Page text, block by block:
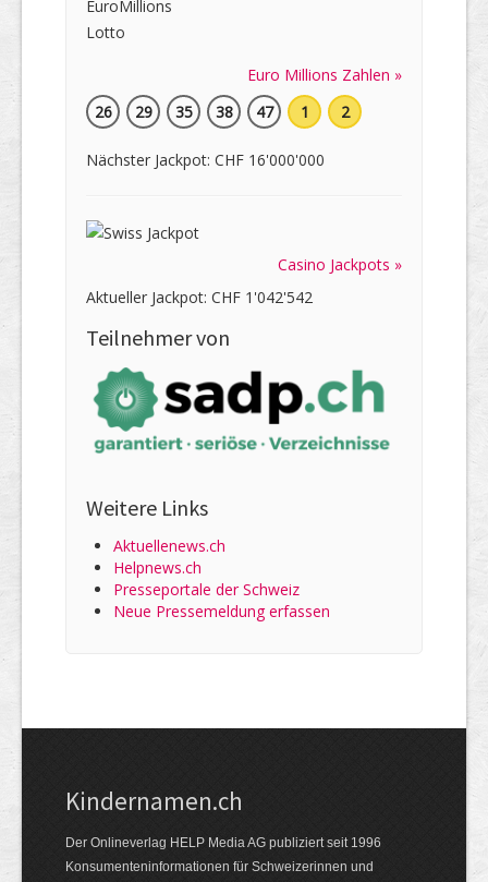
Euro Millions Zahlen »
26
29 35 38 47 1 2
Nächster Jackpot: CHF 16'000'000
Casino Jackpots »
Aktueller Jackpot: CHF 1'042'542
Teilnehmer von
Weitere Links
Aktuellenews.ch
Helpnews.ch
Presseportale der Schweiz
Neue Pressemeldung erfassen
Kindernamen.ch
Der Onlineverlag HELP Media AG publiziert seit 1996
Konsumenten­informationen für Schweizerinnen und